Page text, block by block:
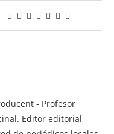
- Profesor
Editor editorial